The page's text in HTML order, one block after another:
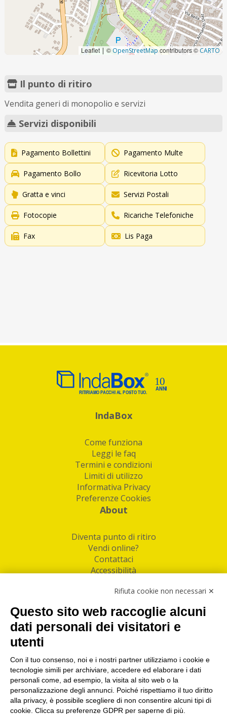
Leaflet | ©OpenStreetMapcontributors © CARTO
Il punto di ritiro
Vendita generi di monopolio e servizi
Servizi disponibili
Pagamento Bollettini Pagamento Multe
Pagamento Bollo Ricevitoria Lotto
Gratta e vinci Servizi Postali
Fotocopie Ricariche Telefoniche
Fax Lis Paga
IndaBox
Come funziona
Leggi le faq
Termini e condizioni
Limiti di utilizzo
Informativa Privacy
Preferenze Cookies
About
Diventa punto di ritiro
Vendi online?
Contattaci
Accessibilità
Facebook
Linkedin
I nostri punti di ritiro e spedizione pacchi nelle
maggiori città italiane
Torino|Milano|Roma|Bologna|Firenze| Genova
Napoli|Varese
Rifiuta cookie non necessari ✕
Questo sito web raccoglie alcuni
dati personali dei visitatori e
utenti
Con il tuo consenso, noi e i nostri partner utilizziamo i cookie e
tecnologie simili per archiviare, accedere ed elaborare i dati
personali come, ad esempio, la visita al sito web o la
personalizzazione degli annunci. Poiché rispettiamo il tuo diritto
alla privacy, è possibile scegliere di non consentire alcuni tipi di
cookie. Clicca su preferenze GDPR per saperne di più.